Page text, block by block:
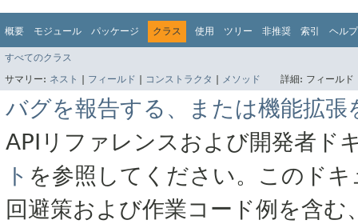
概要 モジュール パッケージ クラス 使用 ツリー 非推奨 索引 ヘルプ
すべてのクラス
サマリー: ネスト フィールド コンストラクタ メソッド 詳細: フィール
バグを報告する、または機能拡張
APIリファレンスおよび開発者ド
ト を参照してください。このド
回避策および作業コード例を含